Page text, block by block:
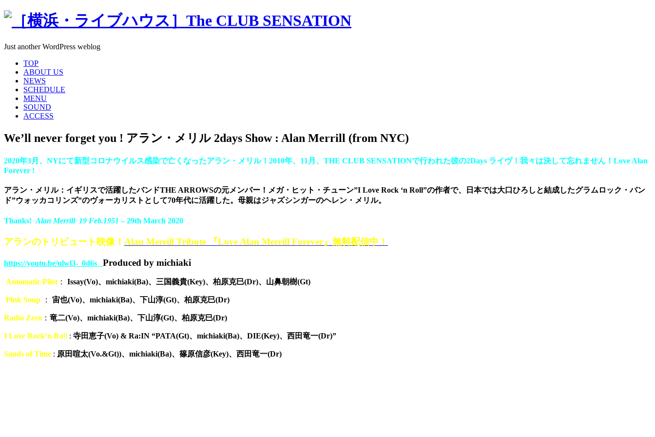
Just another WordPress weblog
TOP
ABOUT US
NEWS
SCHEDULE
MENU
SOUND
ACCESS
We’ll never forget you ! アラン・メリル 2days Show : Alan Merrill (from NYC)
2020年3月、NYにて新型コロナウイルス感染で亡くなったアラン・メリル！2010年、11月、THE CLUB SENSATIONで行われた彼の2Days ライヴ！我々は決して忘れません！Love Alan
Forever !
アラン・メリル：イギリスで活躍したバンドTHE ARROWSの元メンバー！メガ・ヒット・チューン”I Love Rock ‘n Roll”の作者で、日本では大口ひろしと結成したグラムロック・バン
ド”ウォッカコリンズ”のヴォーカリストとして70年代に活躍した。母親はジャズシンガーのヘレン・メリル。
Thanks! Alan Merrill 19 Feb.1951 – 29th March 2020
アランのトリビュート映像！ Alan Merrill Tribute 『Love Alan Merrill Forever』無料配信中！
https://youtu.be/ulwl3-_0d6s Produced by michiaki
Automatic Pilot ： Issay(Vo)、michiaki(Ba)、三国義貴(Key)、柏原克巳(Dr)、山鼻朝樹(Gt)
Pink Soup ： 宙也(Vo)、michiaki(Ba)、下山淳(Gt)、柏原克巳(Dr)
Radio Zero ： 竜二(Vo)、michiaki(Ba)、下山淳(Gt)、柏原克巳(Dr)
I Love Rock’n Roll : 寺田恵子(Vo) & Ra:IN “PATA(Gt)、michiaki(Ba)、DIE(Key)、西田竜一(Dr)”
Sands of Time : 原田喧太(Vo.&Gt))、michiaki(Ba)、篠原信彦(Key)、西田竜一(Dr)